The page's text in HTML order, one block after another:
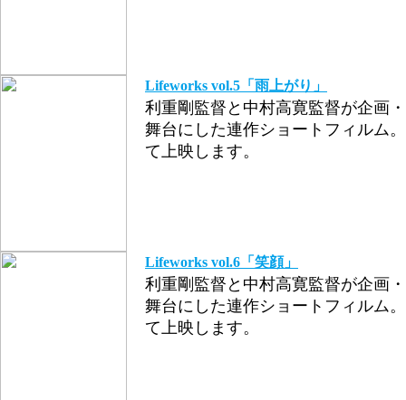
Lifeworks vol.5「雨上がり」
利重剛監督と中村高寛監督が企画
舞台にした連作ショートフィルム
て上映します。
Lifeworks vol.6「笑顔」
利重剛監督と中村高寛監督が企画
舞台にした連作ショートフィルム
て上映します。